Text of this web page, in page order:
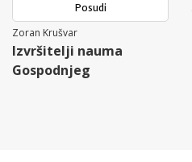
Posudi
Zoran Krušvar
Izvršitelji nauma
Gospodnjeg